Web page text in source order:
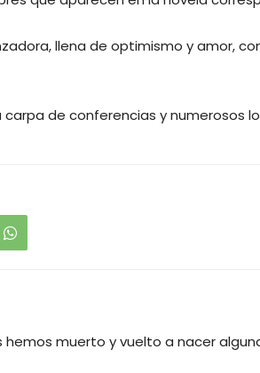
llena de optimismo y amor,
de conferencias y numerosos
hemos muerto y vuelto a nacer